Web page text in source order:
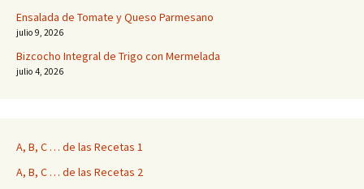
Ensalada de Tomate y Queso Parmesano
julio 9, 2026
Bizcocho Integral de Trigo con Mermelada
julio 4, 2026
A, B, C … de las Recetas 1
A, B, C … de las Recetas 2